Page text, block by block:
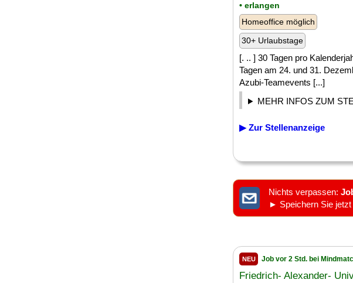
• erlangen
Homeoffice möglich
30+ Urlaubstage
[. .. ] 30 Tagen pro
Tagen am 24. und 31.
Azubi-Teamevents [...]
MEHR INFOS ZUM
▶ Zur Stellenanzeige
Nichts verpassen:
► Speichern Sie
NEU Job vor 2 Std. bei
Friedrich- Alexander-